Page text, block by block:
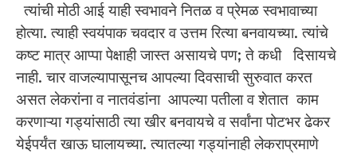
त्यांची मोठी आई याही स्वभावने नितळ व प्रेमळ स्वभावाच्या
होत्या. त्याही स्वयंपाक चवदार व उत्तम रित्या बनवायच्या. त्यांचे
कष्ट मात्र आप्पा पेक्षाही जास्त असायचे पण; ते कधी दिसायचे
नाही. चार वाजल्यापासूनच आपल्या दिवसाची सुरुवात करत
असत लेकरांना व नातवंडांना आपल्या पतीला व शेतात काम
करणाऱ्या गड्यांसाठी त्या खीर बनवायचे व सर्वांना पोटभर ढेकर
येईपर्यंत खाऊ घालायच्या. त्यातल्या गड्यांनाही लेकराप्रमाणे